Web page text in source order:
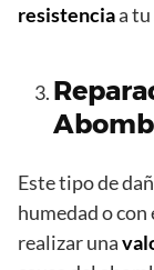
resistenciaa tu
Este tipo de
humedad o con
realizar una